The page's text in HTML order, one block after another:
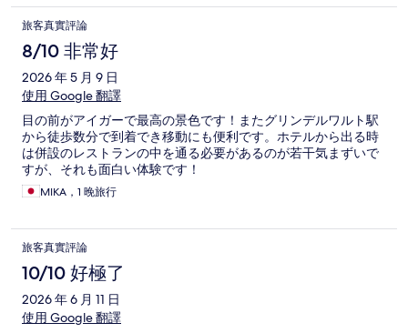
旅客真實評論
8/10 非常好
2026 年 5 月 9 日
使用 Google 翻譯
目の前がアイガーで最高の景色です！またグリンデルワルト駅
から徒歩数分で到着でき移動にも便利です。ホテルから出る時
は併設のレストランの中を通る必要があるのが若干気まずいで
すが、それも面白い体験です！
MIKA，1 晚旅行
旅客真實評論
10/10 好極了
2026 年 6 月 11 日
使用 Google 翻譯